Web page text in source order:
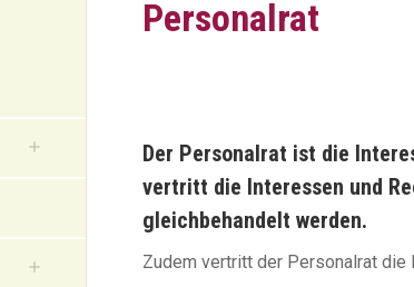
Personalrat
Der Personalrat ist die
vertritt die Interessen und
gleichbehandelt werden.
Zudem vertritt der Personalrat die